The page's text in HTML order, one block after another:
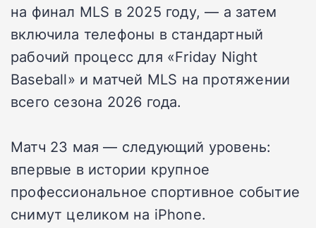
на финал MLS в 2025 году, — а затем
включила телефоны в стандартный
рабочий процесс для «Friday Night
Baseball» и матчей MLS на протяжении
всего сезона 2026 года.
Матч 23 мая — следующий уровень:
впервые в истории крупное
профессиональное спортивное событие
снимут целиком на iPhone.